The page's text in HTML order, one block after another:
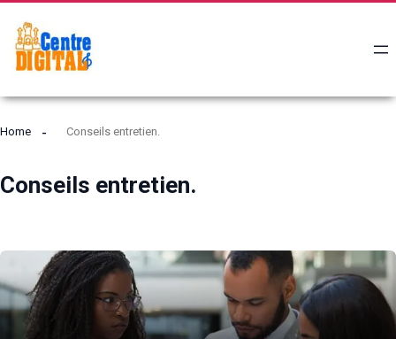
Home Conseils entretien.
Conseils entretien.